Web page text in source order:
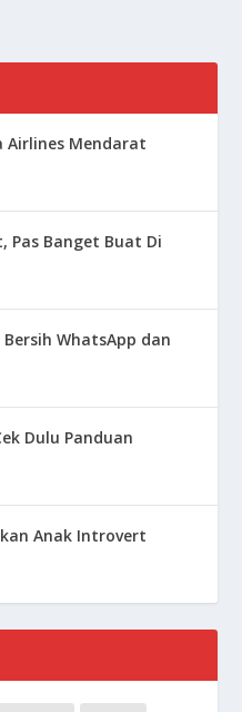
Airlines Mendarat
Pas Banget Buat Di
WhatsApp dan
Dulu Panduan
Anak Introvert